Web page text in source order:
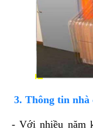
3. Thông tin nhà
- Với nhiều năm